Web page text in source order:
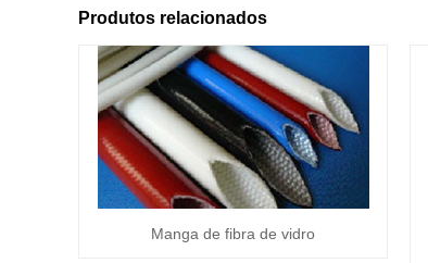
Produtos relacionados
Manga de fibra de vidro